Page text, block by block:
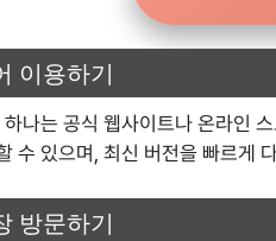
이용하기
나는 공식 웹사이트나 온라인
수 있으며, 최신 버전을 빠르게
방문하기